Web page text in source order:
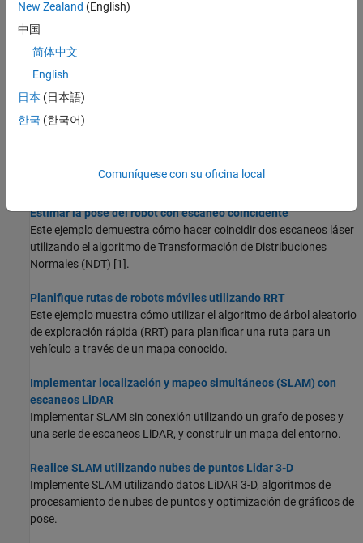
representación espacial y los sistemas de coordenadas.
Este ejemplo muestra cómo simular mediciones de una unidad de
medición inercial (IMU) utilizando el System object ™
Este ejemplo muestra cómo estimar la posición y orientación de
Estimar la pose del robot con escaneo coincidente
Este ejemplo demuestra cómo hacer coincidir dos escaneos láser
utilizando el algoritmo de Transformación de Distribuciones
Normales (NDT) [1].
Planifique rutas de robots móviles utilizando RRT
Este ejemplo muestra cómo utilizar el algoritmo de árbol aleatorio
de exploración rápida (RRT) para planificar una ruta para un
vehículo a través de un mapa conocido.
Implementar localización y mapeo simultáneos (SLAM) con
escaneos LiDAR
Implementar SLAM sin conexión utilizando un grafo de poses y
una serie de escaneos LiDAR, y construir un mapa del entorno.
Realice SLAM utilizando nubes de puntos Lidar 3-D
Implemente SLAM utilizando datos LiDAR 3-D, algoritmos de
procesamiento de nubes de puntos y optimización de gráficos de
pose.
New Zealand (English)
中国
简体中文
English
日本 (日本語)
한국 (한국어)
Comuníquese con su oficina local